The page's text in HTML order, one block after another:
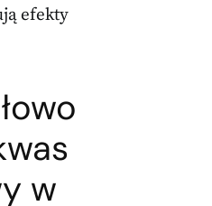
efekty
w